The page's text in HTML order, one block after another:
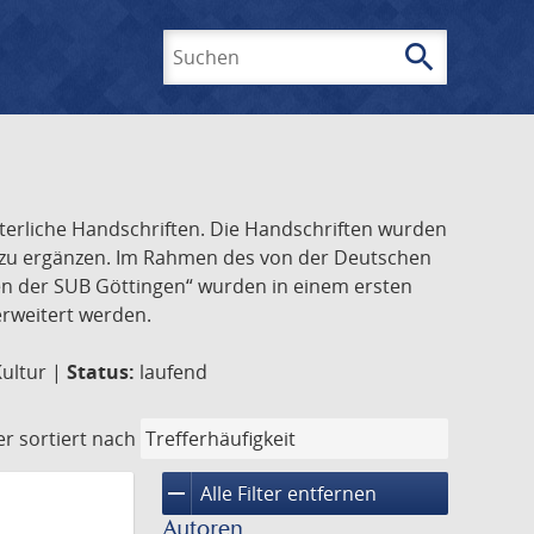
search
Handschriften. Die Handschriften wurden
ergänzen. Im Rahmen des von der Deutschen
SUB Göttingen“ wurden in einem ersten
werden.
| Status: laufend
sortiert nach
remove Alle Filter entfernen